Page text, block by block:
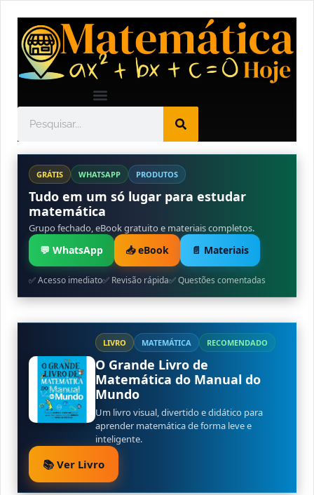
GRÁTIS WHATSAPP PRODUTOS
Tudo em um só lugar para estudar
matemática
Grupo fechado, eBook gratuito e materiais completos.
💬 WhatsApp 📥 eBook 📄 Materiais
✅ Acesso imediato✅ Revisão rápida✅ Questões comentadas
LIVRO MATEMÁTICA RECOMENDADO
O Grande Livro de
Matemática do Manual do
Mundo
Um livro visual, divertido e didático para
aprender matemática de forma leve e
inteligente.
📚 Ver Livro